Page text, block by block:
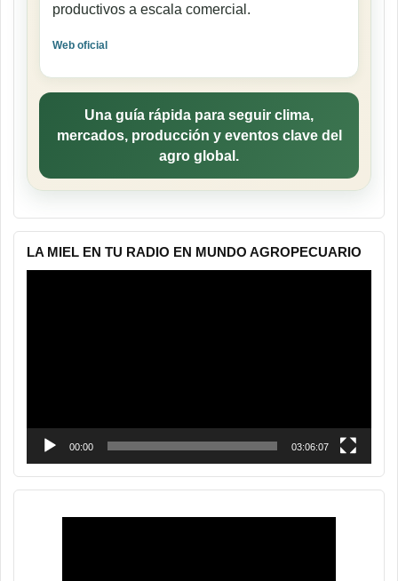
productivos a escala comercial.
Web oficial
Una guía rápida para seguir clima,
mercados, producción y eventos clave del
agro global.
LA MIEL EN TU RADIO EN MUNDO AGROPECUARIO
00:00 03:06:07